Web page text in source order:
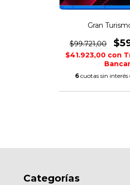
Gran
$99.721,00
$41.923,00 con
6 cuotas sin interés
Categorías